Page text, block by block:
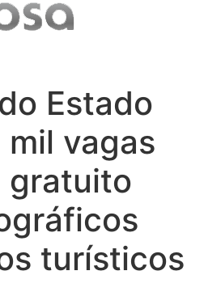
Estado
vagas
gratuito
turísticos